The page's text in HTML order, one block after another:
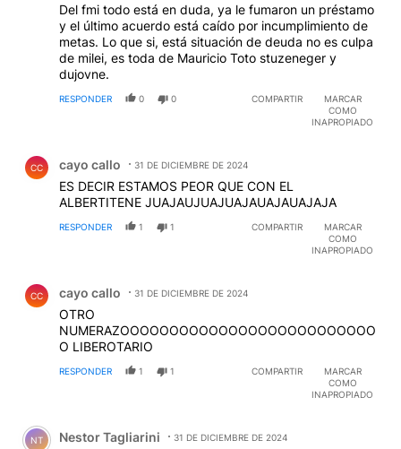
Del fmi todo está en duda, ya le fumaron un préstamo
y el último acuerdo está caído por incumplimiento de
metas. Lo que si, está situación de deuda no es culpa
de milei, es toda de Mauricio Toto stuzeneger y
dujovne.
RESPONDER 0 0 COMPARTIR
MARCAR
COMO
INAPROPIADO
CC cayo callo 31 DE DICIEMBRE DE 2024
ES DECIR ESTAMOS PEOR QUE CON EL
ALBERTITENE JUAJAUJUAJUAJAUAJAUAJAJA
RESPONDER 1 1 COMPARTIR
MARCAR
COMO
INAPROPIADO
CC cayo callo 31 DE DICIEMBRE DE 2024
OTRO
NUMERAZOOOOOOOOOOOOOOOOOOOOOOOOOO
O LIBEROTARIO
RESPONDER 1 1 COMPARTIR
MARCAR
COMO
INAPROPIADO
Comentario de Nestor Tagliarini.
NT Nestor Tagliarini 31 DE DICIEMBRE DE 2024